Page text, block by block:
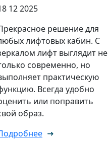
12 2025
решение для
лифтовых кабин. С
лифт выглядит не
современно, но
практическую
Всегда удобно
или поправить
образ.